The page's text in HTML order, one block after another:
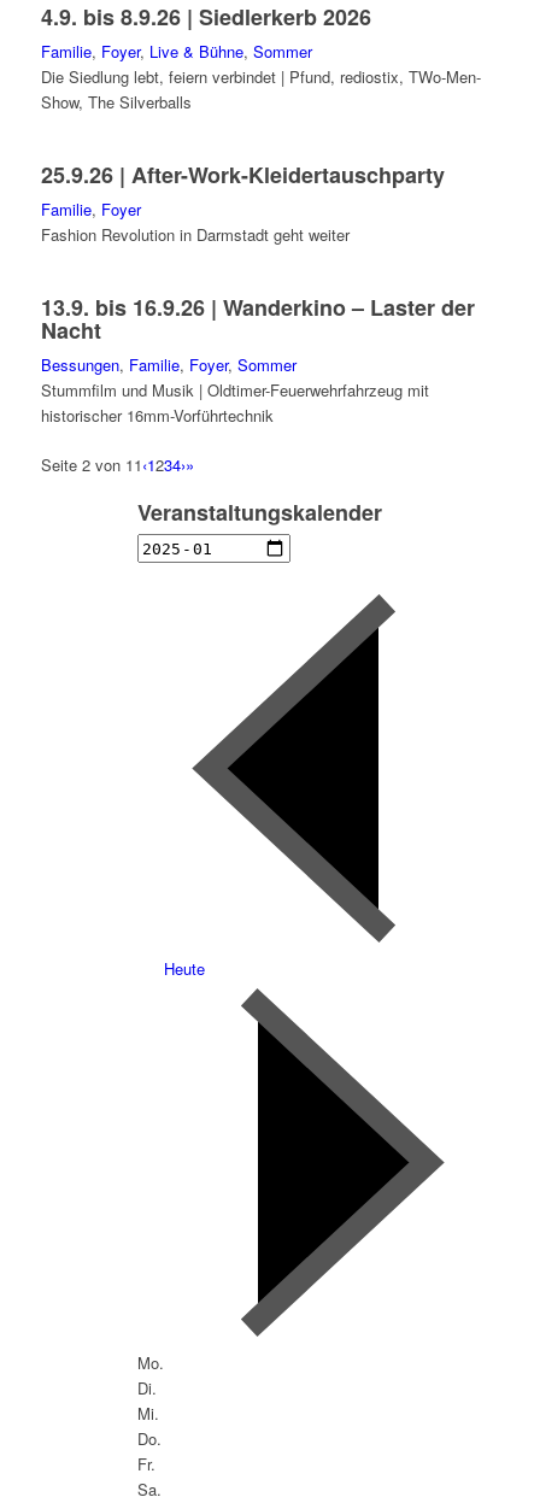
4.9. bis 8.9.26 | Siedlerkerb 2026
Familie, Foyer, Live & Bühne, Sommer
Die Siedlung lebt, feiern verbindet | Pfund, rediostix, TWo-Men-
Show, The Silverballs
25.9.26 | After-Work-Kleidertauschparty
Familie, Foyer
Fashion Revolution in Darmstadt geht weiter
13.9. bis 16.9.26 | Wanderkino – Laster der
Nacht
Bessungen, Familie, Foyer, Sommer
Stummfilm und Musik | Oldtimer-Feuerwehrfahrzeug mit
historischer 16mm-Vorführtechnik
Seite 2 von 11‹1234›»
Veranstaltungskalender
Heute
Mo.
Di.
Mi.
Do.
Fr.
Sa.